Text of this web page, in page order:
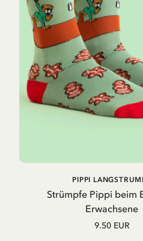
AUSVERKAUFT
Strümpfe Pippi beim
Erwachsene
PIPPI
9.50 EUR